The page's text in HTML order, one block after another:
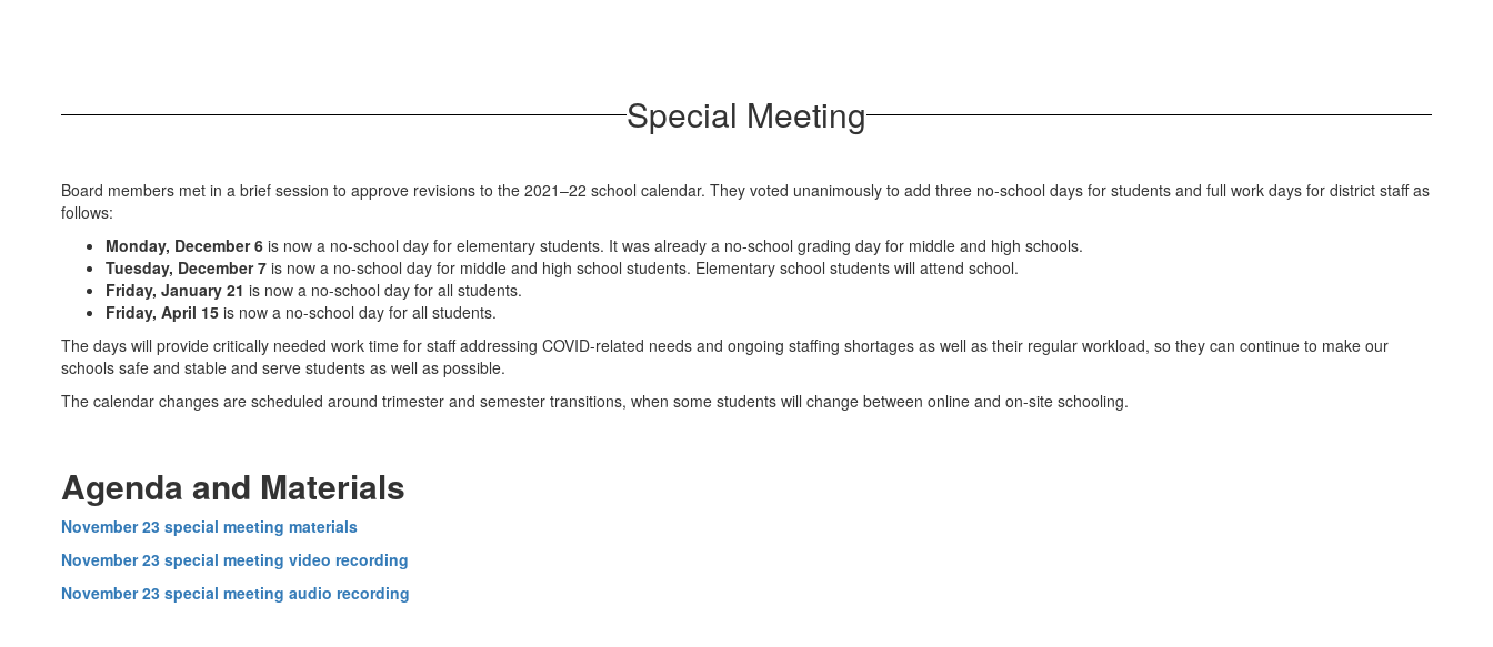
Special Meeting
Board members met in a brief session to approve revisions to the 2021–22 school calendar. They voted unanimously to add three no-school days for students and full work days for district staff as
follows:
Monday, December 6 is now a no-school day for elementary students. It was already a no-school grading day for middle and high schools.
Tuesday, December 7 is now a no-school day for middle and high school students. Elementary school students will attend school.
Friday, January 21 is now a no-school day for all students.
Friday, April 15 is now a no-school day for all students.
The days will provide critically needed work time for staff addressing COVID-related needs and ongoing staffing shortages as well as their regular workload, so they can continue to make our
schools safe and stable and serve students as well as possible.
The calendar changes are scheduled around trimester and semester transitions, when some students will change between online and on-site schooling.
Agenda and Materials
November 23 special meeting materials
November 23 special meeting video recording
November 23 special meeting audio recording